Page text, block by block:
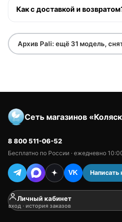
Как с доставкой и
Архив Pali: ещё 31 модель,
Сеть магазинов
8 800 511-06-52
Бесплатно по России · ежедневно
VK Написать
Личный кабинет
вход · история заказов